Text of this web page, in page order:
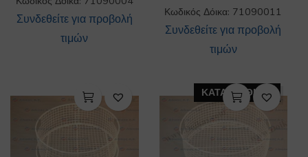
Συνδεθείτε για προβολή
τιμών
Κωδικός Δόικα: 71090011
Συνδεθείτε για προβολή
τιμών
ΚΑΤΑΡΓΗΘΗΚΕ